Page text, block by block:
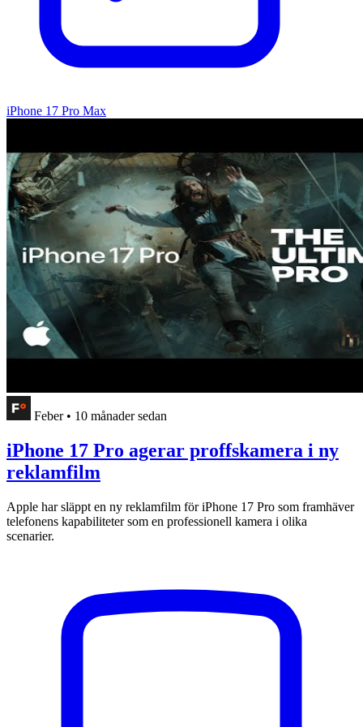
iPhone 17 Pro Max
Feber • 10 månader sedan
iPhone 17 Pro agerar proffskamera i ny
reklamfilm
Apple har släppt en ny reklamfilm för iPhone 17 Pro som framhäver
telefonens kapabiliteter som en professionell kamera i olika
scenarier.